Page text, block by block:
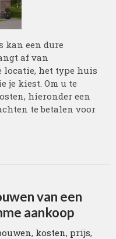
kan een dure
af van
locatie, het type huis
je kiest. Om u te
hieronder een
te betalen voor
van een
aankoop
, kosten, prijs,